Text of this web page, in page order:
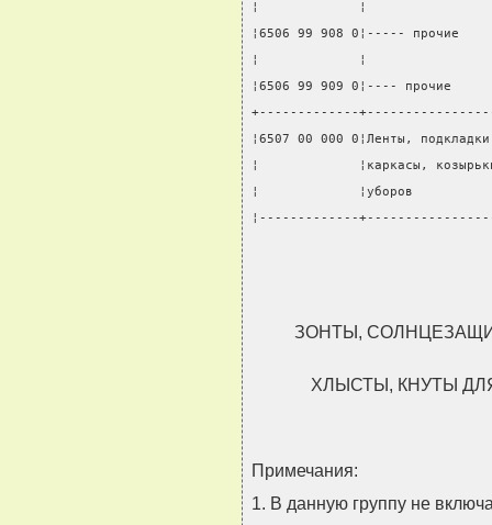
¦             ¦
¦6506 99 908 0¦-----
¦             ¦
¦6506 99 909 0¦----
+-------------
¦6507 00 000 0¦Ленты,
¦             ¦каркасы,
¦             ¦уборов
¦-------------
ЗОНТЫ,
ХЛЫСТЫ, КНУТЫ
Примечания:
1. В данную группу не